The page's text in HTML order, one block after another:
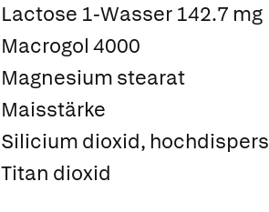
Lactose 1-Wasser 142.7 mg
Macrogol 4000
Magnesium stearat
Maisstärke
Silicium dioxid, hochdispers
Titan dioxid